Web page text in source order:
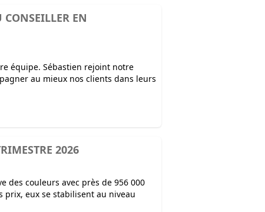
EN
équipe. Sébastien rejoint notre
au mieux nos clients dans leurs
2026
des couleurs avec près de 956 000
prix, eux se stabilisent au niveau